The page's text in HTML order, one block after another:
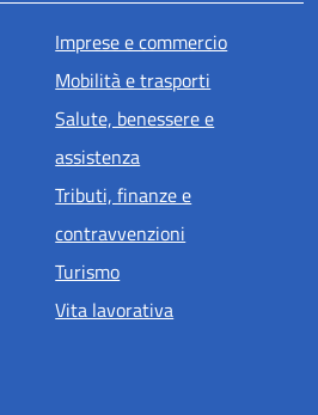
Imprese e commercio
Mobilità e trasporti
Salute, benessere e
assistenza
Tributi, finanze e
contravvenzioni
Turismo
Vita lavorativa